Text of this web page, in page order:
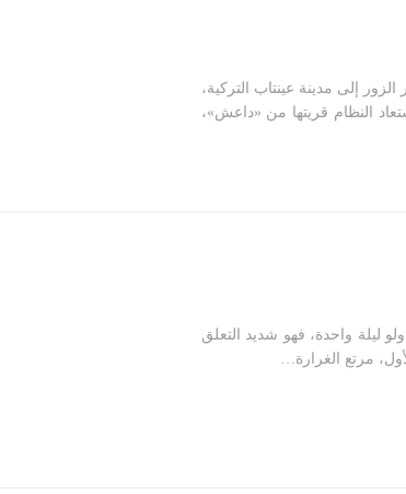
إلى مدينة عينتاب التركية،
النظام قريتها من «داعش»،
ليلة واحدة، فهو شديد التعلق
مرتع الغرارة…